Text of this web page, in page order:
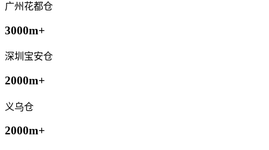
广州花都仓
3000m+
深圳宝安仓
2000m+
义乌仓
2000m+